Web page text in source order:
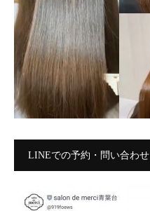
LINEでの予約・問い合わせ